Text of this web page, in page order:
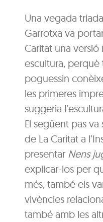
Una vegada
Garrotxa va
Caritat una versió
escultura, perquè
poguessin
les primeres
suggeria
El següent pas va
de La Caritat a
presentar Nens
explicar-los per
més, també els
vivències
també amb les